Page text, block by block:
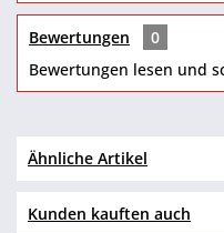
Bewertungen
0
Bewertungen lesen und
Ähnliche Artikel
Kunden kauften auch